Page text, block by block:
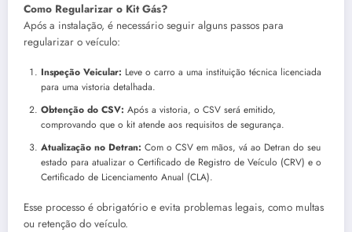
Como Regularizar o Kit Gás?
Após a instalação, é necessário seguir alguns passos para
regularizar o veículo:
Inspeção Veicular: Leve o carro a uma instituição técnica licenciada
para uma vistoria detalhada.
Obtenção do CSV: Após a vistoria, o CSV será emitido,
comprovando que o kit atende aos requisitos de segurança.
Atualização no Detran: Com o CSV em mãos, vá ao Detran do seu
estado para atualizar o Certificado de Registro de Veículo (CRV) e o
Certificado de Licenciamento Anual (CLA).
Esse processo é obrigatório e evita problemas legais, como multas
ou retenção do veículo.